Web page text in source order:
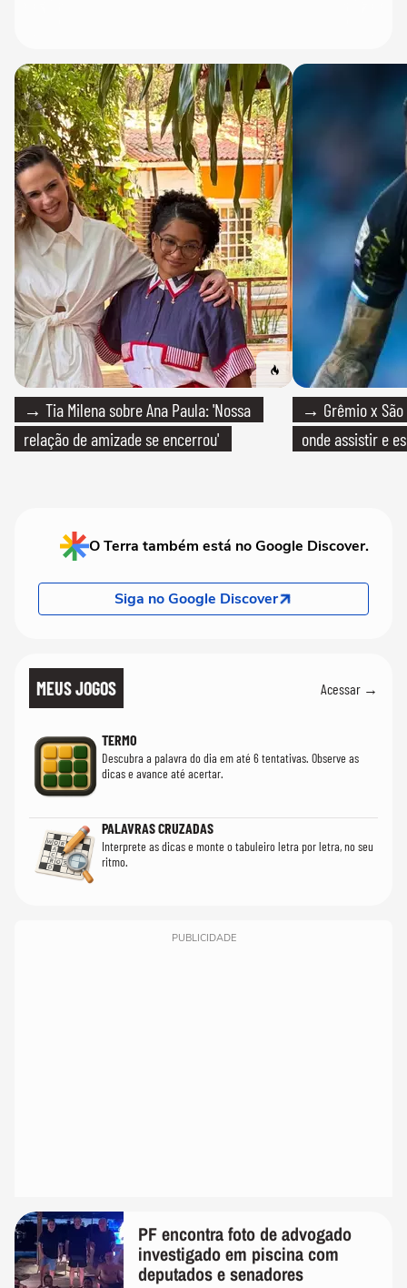
→ Tia Milena sobre Ana Paula: 'Nossa
relação de amizade se encerrou'
→ Grêmio x São
onde assistir e
O Terra também está no Google Discover.
Siga no Google Discover
MEUS JOGOS Acessar →
TERMO
Descubra a palavra do dia em até 6 tentativas. Observe as
dicas e avance até acertar.
PALAVRAS CRUZADAS
Interprete as dicas e monte o tabuleiro letra por letra, no seu
ritmo.
PUBLICIDADE
PF encontra foto de advogado
investigado em piscina com
deputados e senadores